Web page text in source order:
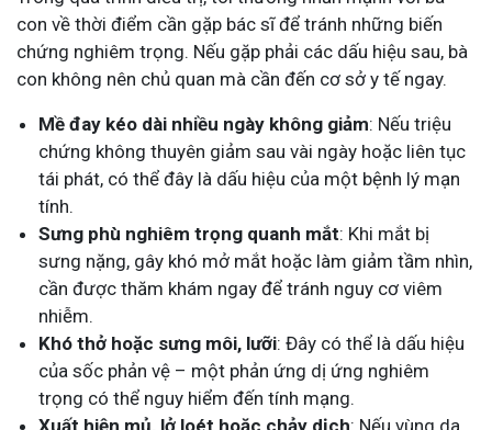
con về thời điểm cần gặp bác sĩ để tránh những biến
chứng nghiêm trọng. Nếu gặp phải các dấu hiệu sau, bà
con không nên chủ quan mà cần đến cơ sở y tế ngay.
Mề đay kéo dài nhiều ngày không giảm: Nếu triệu
chứng không thuyên giảm sau vài ngày hoặc liên tục
tái phát, có thể đây là dấu hiệu của một bệnh lý mạn
tính.
Sưng phù nghiêm trọng quanh mắt: Khi mắt bị
sưng nặng, gây khó mở mắt hoặc làm giảm tầm nhìn,
cần được thăm khám ngay để tránh nguy cơ viêm
nhiễm.
Khó thở hoặc sưng môi, lưỡi: Đây có thể là dấu hiệu
của sốc phản vệ – một phản ứng dị ứng nghiêm
trọng có thể nguy hiểm đến tính mạng.